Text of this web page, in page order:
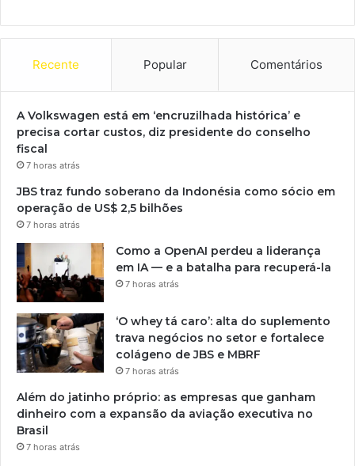
Recente Popular Comentários
A Volkswagen está em ‘encruzilhada histórica’ e
precisa cortar custos, diz presidente do conselho
fiscal
7 horas atrás
JBS traz fundo soberano da Indonésia como sócio em
operação de US$ 2,5 bilhões
7 horas atrás
Como a OpenAI perdeu a liderança
em IA — e a batalha para recuperá-la
7 horas atrás
‘O whey tá caro’: alta do suplemento
trava negócios no setor e fortalece
colágeno de JBS e MBRF
7 horas atrás
Além do jatinho próprio: as empresas que ganham
dinheiro com a expansão da aviação executiva no
Brasil
7 horas atrás